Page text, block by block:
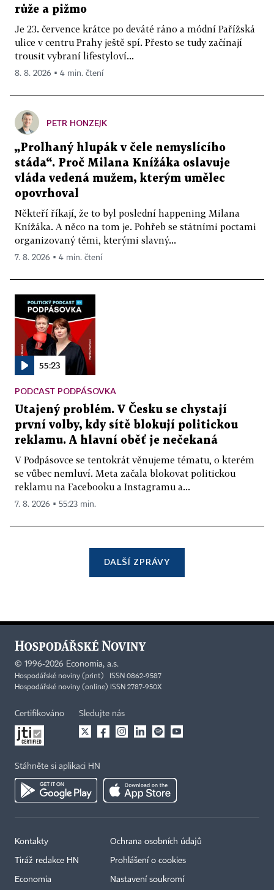
růže a pižmo
Je 23. července krátce po deváté ráno a módní Pařížská
ulice v centru Prahy ještě spí. Přesto se tudy začínají
trousit vybraní lifestyloví...
8. 8. 2026 ▪ 4 min. čtení
PETR HONZEJK
„Prolhaný hlupák v čele nemyslícího
stáda“. Proč Milana Knížáka oslavuje
vláda vedená mužem, kterým umělec
opovrhoval
Někteří říkají, že to byl poslední happening Milana
Knížáka. A něco na tom je. Pohřeb se státními poctami
organizovaný těmi, kterými slavný...
7. 8. 2026 ▪ 4 min. čtení
55:23
PODCAST PODPÁSOVKA
Utajený problém. V Česku se chystají
první volby, kdy sítě blokují politickou
reklamu. A hlavní oběť je nečekaná
V Podpásovce se tentokrát věnujeme tématu, o kterém
se vůbec nemluví. Meta začala blokovat politickou
reklamu na Facebooku a Instagramu a...
7. 8. 2026 ▪ 55:23 min.
DALŠÍ ZPRÁVY
© 1996-2026 Economia, a.s.
Hospodářské noviny (print) ISSN 0862-9587
Hospodářské noviny (online) ISSN 2787-950X
Certifikováno Sledujte nás
Stáhněte si aplikaci HN
Kontakty
Tiráž redakce HN
Economia
Ochrana osobních údajů
Prohlášení o cookies
Nastavení soukromí